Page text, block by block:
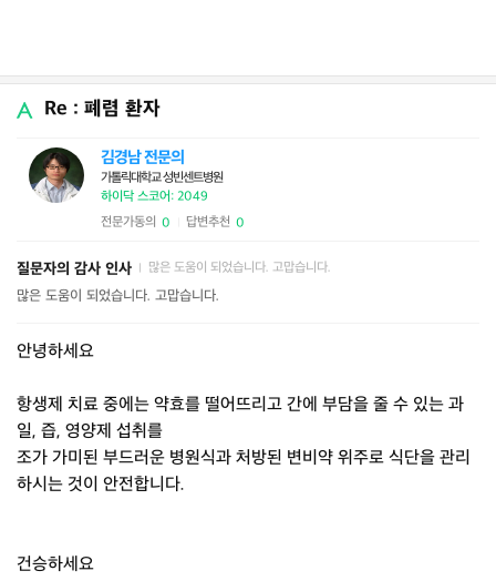
Re : 폐렴 환자
김경남 전문의
가톨릭대학교 성빈센트병원
하이닥 스코어: 2049
전문가동의 0 답변추천 0
질문자의 감사 인사 많은 도움이 되었습니다. 고맙습니다.
많은 도움이 되었습니다. 고맙습니다.
안녕하세요
항생제 치료 중에는 약효를 떨어뜨리고 간에 부담을 줄 수 있는 과
일, 즙, 영양제 섭취를
조가 가미된 부드러운 병원식과 처방된 변비약 위주로 식단을 관리
하시는 것이 안전합니다.
건승하세요